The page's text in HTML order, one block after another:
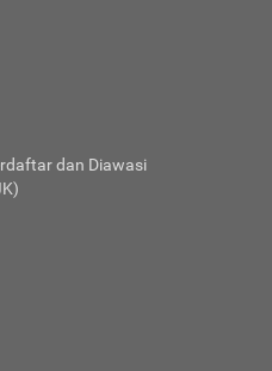
dan Diawasi